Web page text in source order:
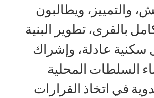
والتمييز، ويطالبون
بالقرى، تطوير البنية
سكنية عادلة، وإشراك
السلطات المحلية
في اتخاذ القرارات